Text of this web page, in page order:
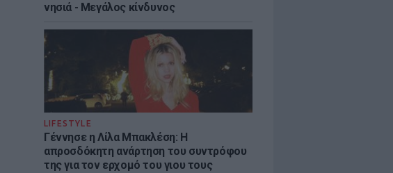
νησιά - Μεγάλος κίνδυνος
LIFESTYLE
Γέννησε η Λίλα Μπακλέση: Η
απροσδόκητη ανάρτηση του συντρόφου
της για τον ερχομό του γιου τους